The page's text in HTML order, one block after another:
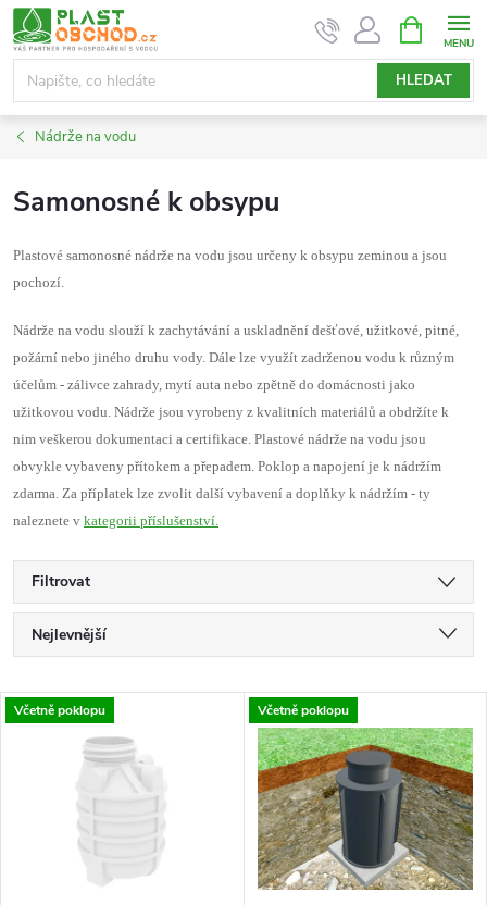
Přejít
na
obsah
HLEDAT
NÁKUPNÍ
KOŠÍK
Nádrže na vodu
Samonosné k obsypu
Plastové samonosné nádrže na vodu jsou určeny k obsypu zeminou a jsou
pochozí.
Nádrže na vodu slouží k zachytávání a uskladnění dešťové, užitkové, pitné,
požární nebo jiného druhu vody. Dále lze využít zadrženou vodu k různým
účelům - zálivce zahrady, mytí auta nebo zpětně do domácnosti jako
užitkovou vodu. Nádrže jsou vyrobeny z kvalitních materiálů a obdržíte k
nim veškerou dokumentaci a certifikace. Plastové nádrže na vodu jsou
obvykle vybaveny přítokem a přepadem. Poklop a napojení je k nádržím
zdarma. Za příplatek lze zvolit další vybavení a doplňky k nádržím - ty
naleznete v kategorii příslušenství.
Filtrovat
Ř
a
Nejlevnější
Nejprodávanější
Abecedně
V
Včetně poklopu Včetně poklopu